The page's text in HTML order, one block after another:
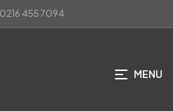
455 7094
MENU
SÜZGEÇLERI/ PİK ÇATI SÜZGEÇİ